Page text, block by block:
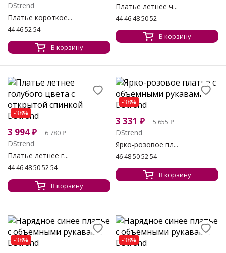
DStrend
Платье короткое...
44 46 52 54
В корзину
Платье летнее ч...
44 46 48 50 52
В корзину
-38%
3 994₽ 6 780₽
DStrend
Платье летнее г...
44 46 48 50 52 54
В корзину
-38%
3 331 ₽ 5 655₽
DStrend
Ярко-розовое пл...
46 48 50 52 54
В корзину
-38% -38%